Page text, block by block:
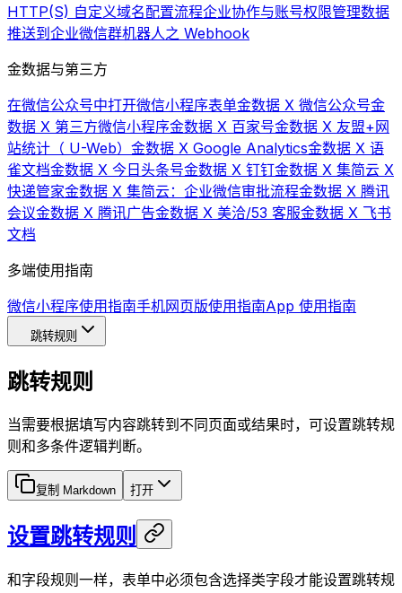
HTTP(S) 自定义域名配置流程企业协作与账号权限管理数据
推送到企业微信群机器人之 Webhook
金数据与第三方
在微信公众号中打开微信小程序表单金数据 X 微信公众号金
数据 X 第三方微信小程序金数据 X 百家号金数据 X 友盟+网
站统计（ U-Web） 金数据 X Google Analytics金数据 X 语
雀文档金数据 X 今日头条号金数据 X 钉钉金数据 X 集简云 X
快递管家金数据 X 集简云：企业微信审批流程金数据 X 腾讯
会议金数据 X 腾讯广告金数据 X 美洽/53 客服金数据 X 飞书
文档
多端使用指南
微信小程序使用指南手机网页版使用指南App 使用指南
跳转规则
跳转规则
当需要根据填写内容跳转到不同页面或结果时，可设置跳转规
则和多条件逻辑判断。
复制 Markdown 打开
设置跳转规则
和字段规则一样，表单中必须包含选择类字段才能设置跳转规